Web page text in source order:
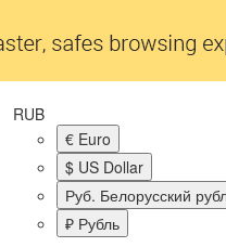
RUB
€ Euro
$ US Dollar
Руб. Белорусский
₽ Рубль